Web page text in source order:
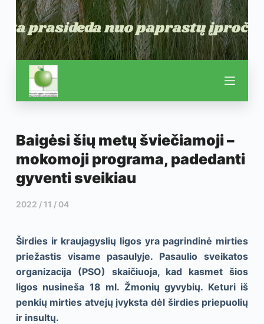
Baigėsi šių metų šviečiamoji –
mokomoji programa, padedanti
gyventi sveikiau
2022 / 11 / 04
Širdies ir kraujagyslių ligos yra pagrindinė mirties
priežastis visame pasaulyje. Pasaulio sveikatos
organizacija (PSO) skaičiuoja, kad kasmet šios
ligos nusineša 18 ml. Žmonių gyvybių. Keturi iš
penkių mirties atvejų įvyksta dėl širdies priepuolių
ir insultų.